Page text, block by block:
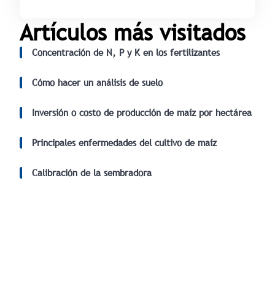
Artículos más visitados
Concentración de N, P y K en los fertilizantes
Cómo hacer un análisis de suelo
Inversión o costo de producción de maíz por hectárea
Principales enfermedades del cultivo de maíz
Calibración de la sembradora